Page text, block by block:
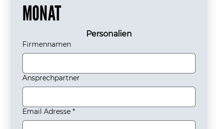
MONAT
Personalien
Firmennamen
Ansprechpartner
Email Adresse *